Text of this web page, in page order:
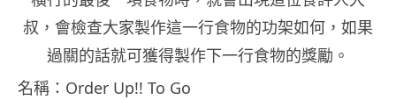
叔，會檢查大家製作這一行食物的功架如何，如果
過關的話就可獲得製作下一行食物的獎勵。
名稱：Order Up!! To Go